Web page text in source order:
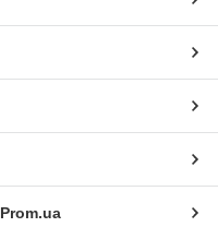
Prom.ua